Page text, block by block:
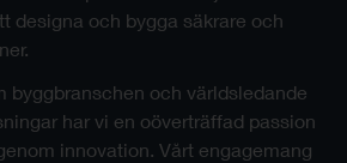
designa och bygga säkrare och
byggbranschen och världsledande
har vi en oöverträffad passion
innovation. Vårt engagemang